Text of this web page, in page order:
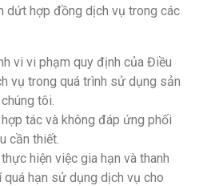
dứt hợp đồng dịch vụ trong các
vi vi phạm quy định của Điều
vụ trong quá trình sử dụng sản
tôi.
tác và không đáp ứng phối
cần thiết.
hiện việc gia hạn và thanh
quá hạn sử dụng dịch vụ cho